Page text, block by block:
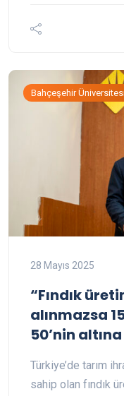
Bahçeşehir
28 Mayıs 2025
“Fındık
alınmazsa
50’nin
Türkiye’de tarım
sahip olan fındık